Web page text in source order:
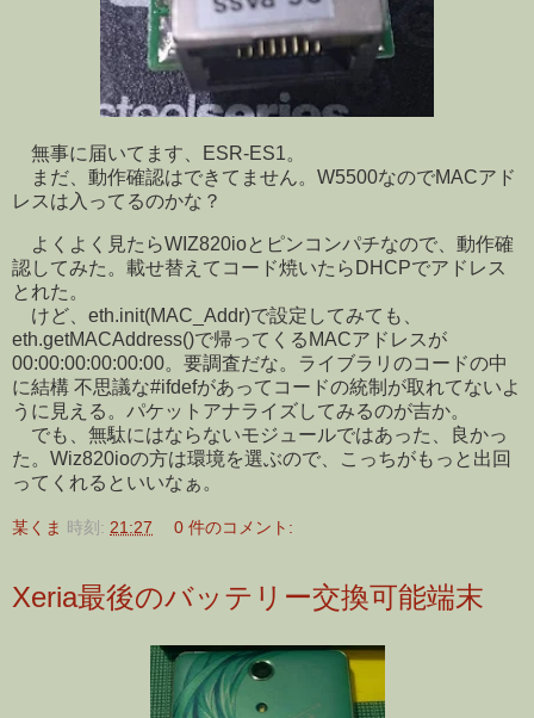
無事に届いてます、ESR-ES1。
まだ、動作確認はできてません。W5500なのでMACアド
レスは入ってるのかな？
よくよく見たらWIZ820ioとピンコンパチなので、動作確
認してみた。載せ替えてコード焼いたらDHCPでアドレス
とれた。
けど、eth.init(MAC_Addr)で設定してみても、
eth.getMACAddress()で帰ってくるMACアドレスが
00:00:00:00:00:00。要調査だな。ライブラリのコードの中
に結構 不思議な#ifdefがあってコードの統制が取れてないよ
うに見える。パケットアナライズしてみるのが吉か。
でも、無駄にはならないモジュールではあった、良かっ
た。Wiz820ioの方は環境を選ぶので、こっちがもっと出回
ってくれるといいなぁ。
某くま 時刻: 21:27 0 件のコメント:
Xeria最後のバッテリー交換可能端末